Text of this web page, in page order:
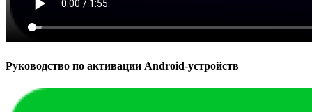
Руководство по активации Android-устройств